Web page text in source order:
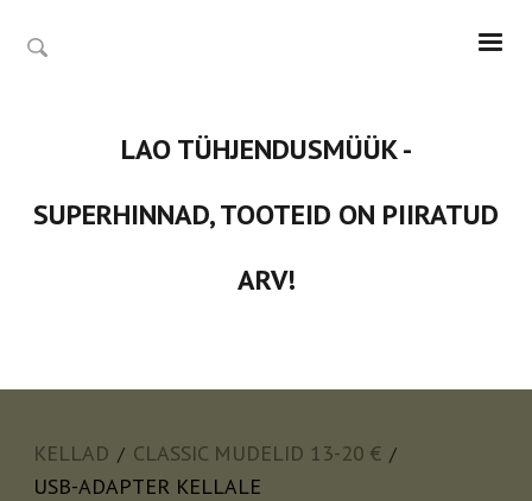
LAO TÜHJENDUSMÜÜK -
SUPERHINNAD, TOOTEID ON PIIRATUD
ARV!
KELLAD / CLASSIC MUDELID 13-20 € /
USB-ADAPTER KELLALE